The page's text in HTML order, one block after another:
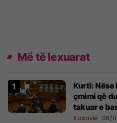
Më të lexuarat
Kurti: Nëse
çmimi që
takuar e
lumtur ta
Kosovë 06/